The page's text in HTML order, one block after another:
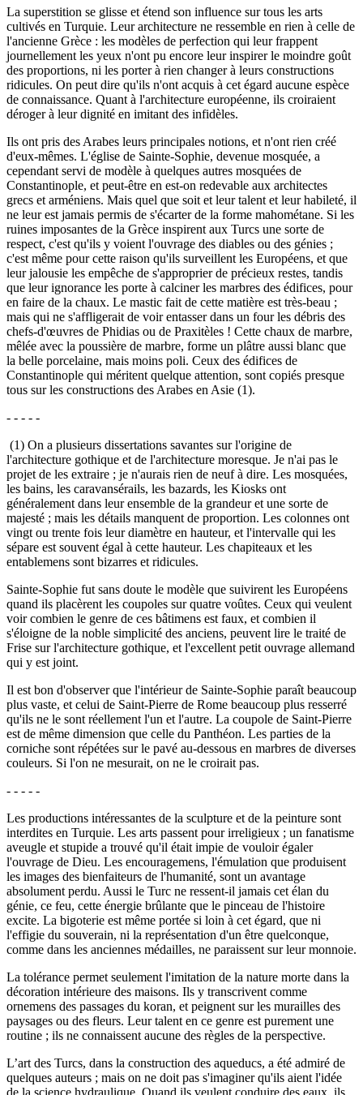
La superstition se glisse et étend son influence sur tous les arts
cultivés en Turquie. Leur architecture ne ressemble en rien à celle de
l'ancienne Grèce : les modèles de perfection qui leur frappent
journellement les yeux n'ont pu encore leur inspirer le moindre goût
des proportions, ni les porter à rien changer à leurs constructions
ridicules. On peut dire qu'ils n'ont acquis à cet égard aucune espèce
de connaissance. Quant à l'architecture européenne, ils croiraient
déroger à leur dignité en imitant des infidèles.
Ils ont pris des Arabes leurs principales notions, et n'ont rien créé
d'eux-mêmes. L'église de Sainte-Sophie, devenue mosquée, a
cependant servi de modèle à quelques autres mosquées de
Constantinople, et peut-être en est-on redevable aux architectes
grecs et arméniens. Mais quel que soit et leur talent et leur habileté, il
ne leur est jamais permis de s'écarter de la forme mahométane. Si les
ruines imposantes de la Grèce inspirent aux Turcs une sorte de
respect, c'est qu'ils y voient l'ouvrage des diables ou des génies ;
c'est même pour cette raison qu'ils surveillent les Européens, et que
leur jalousie les empêche de s'approprier de précieux restes, tandis
que leur ignorance les porte à calciner les marbres des édifices, pour
en faire de la chaux. Le mastic fait de cette matière est très-beau ;
mais qui ne s'affligerait de voir entasser dans un four les débris des
chefs-d'œuvres de Phidias ou de Praxitèles ! Cette chaux de marbre,
mêlée avec la poussière de marbre, forme un plâtre aussi blanc que
la belle porcelaine, mais moins poli. Ceux des édifices de
Constantinople qui méritent quelque attention, sont copiés presque
tous sur les constructions des Arabes en Asie (1).
- - - - -
(1) On a plusieurs dissertations savantes sur l'origine de
l'architecture gothique et de l'architecture moresque. Je n'ai pas le
projet de les extraire ; je n'aurais rien de neuf à dire. Les mosquées,
les bains, les caravansérails, les bazards, les Kiosks ont
généralement dans leur ensemble de la grandeur et une sorte de
majesté ; mais les détails manquent de proportion. Les colonnes ont
vingt ou trente fois leur diamètre en hauteur, et l'intervalle qui les
sépare est souvent égal à cette hauteur. Les chapiteaux et les
entablemens sont bizarres et ridicules.
Sainte-Sophie fut sans doute le modèle que suivirent les Européens
quand ils placèrent les coupoles sur quatre voûtes. Ceux qui veulent
voir combien le genre de ces bâtimens est faux, et combien il
s'éloigne de la noble simplicité des anciens, peuvent lire le traité de
Frise sur l'architecture gothique, et l'excellent petit ouvrage allemand
qui y est joint.
Il est bon d'observer que l'intérieur de Sainte-Sophie paraît beaucoup
plus vaste, et celui de Saint-Pierre de Rome beaucoup plus resserré
qu'ils ne le sont réellement l'un et l'autre. La coupole de Saint-Pierre
est de même dimension que celle du Panthéon. Les parties de la
corniche sont répétées sur le pavé au-dessous en marbres de diverses
couleurs. Si l'on ne mesurait, on ne le croirait pas.
- - - - -
Les productions intéressantes de la sculpture et de la peinture sont
interdites en Turquie. Les arts passent pour irreligieux ; un fanatisme
aveugle et stupide a trouvé qu'il était impie de vouloir égaler
l'ouvrage de Dieu. Les encouragemens, l'émulation que produisent
les images des bienfaiteurs de l'humanité, sont un avantage
absolument perdu. Aussi le Turc ne ressent-il jamais cet élan du
génie, ce feu, cette énergie brûlante que le pinceau de l'histoire
excite. La bigoterie est même portée si loin à cet égard, que ni
l'effigie du souverain, ni la représentation d'un être quelconque,
comme dans les anciennes médailles, ne paraissent sur leur monnoie.
La tolérance permet seulement l'imitation de la nature morte dans la
décoration intérieure des maisons. Ils y transcrivent comme
ornemens des passages du koran, et peignent sur les murailles des
paysages ou des fleurs. Leur talent en ce genre est purement une
routine ; ils ne connaissent aucune des règles de la perspective.
L’art des Turcs, dans la construction des aqueducs, a été admiré de
quelques auteurs ; mais on ne doit pas s'imaginer qu'ils aient l'idée
de la science hydraulique. Quand ils veulent conduire des eaux, ils